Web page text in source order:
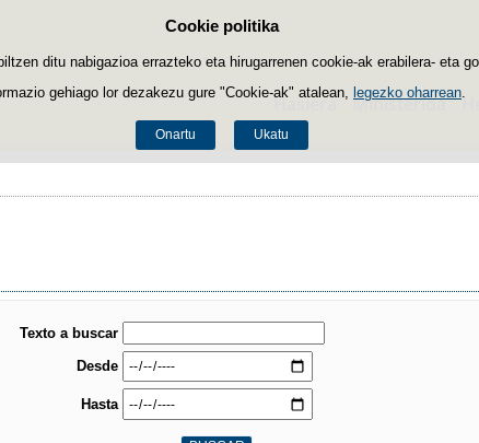
Cookie politika
ditu nabigazioa errazteko eta hirugarrenen cookie-ak erabilera- eta
gehiago lor dezakezu gure "Cookie-ak" atalean, legezko oharrean
Onartu Ukatu
Edukira salto egin
Hasiera Ministerioa
Texto a buscar
Desde
Hasta